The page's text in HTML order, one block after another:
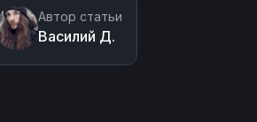
Автор статьи
Василий Д.